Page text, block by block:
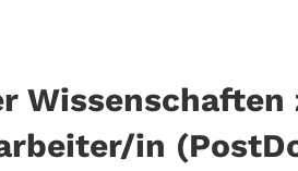
Wissenschaften
in